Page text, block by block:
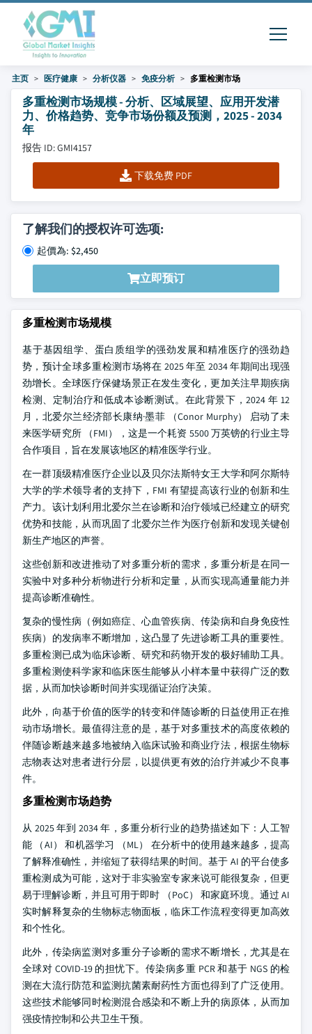
主页 医疗健康 分析仪器 免疫分析 多重检测市场
多重检测市场规模 - 分析、区域展望、应用开发潜
力、价格趋势、竞争市场份额及预测，2025 - 2034
年
报告 ID: GMI4157
下载免费 PDF
了解我们的授权许可选项:
起價為: $2,450
立即预订
多重检测市场规模
基于基因组学、蛋白质组学的强劲发展和精准医疗的强劲趋
势，预计全球多重检测市场将在 2025 年至 2034 年期间出现强
劲增长。全球医疗保健场景正在发生变化，更加关注早期疾病
检测、定制治疗和低成本诊断测试。在此背景下，2024 年 12
月，北爱尔兰经济部长康纳·墨菲 （Conor Murphy） 启动了未
来医学研究所 （FMI），这是一个耗资 5500 万英镑的行业主导
合作项目，旨在发展该地区的精准医学行业。
在一群顶级精准医疗企业以及贝尔法斯特女王大学和阿尔斯特
大学的学术领导者的支持下，FMI 有望提高该行业的创新和生
产力。该计划利用北爱尔兰在诊断和治疗领域已经建立的研究
优势和技能，从而巩固了北爱尔兰作为医疗创新和发现关键创
新生产地区的声誉。
这些创新和改进推动了对多重分析的需求，多重分析是在同一
实验中对多种分析物进行分析和定量，从而实现高通量能力并
提高诊断准确性。
复杂的慢性病（例如癌症、心血管疾病、传染病和自身免疫性
疾病）的发病率不断增加，这凸显了先进诊断工具的重要性。
多重检测已成为临床诊断、研究和药物开发的极好辅助工具。
多重检测使科学家和临床医生能够从小样本量中获得广泛的数
据，从而加快诊断时间并实现循证治疗决策。
此外，向基于价值的医学的转变和伴随诊断的日益使用正在推
动市场增长。最值得注意的是，基于对多重技术的高度依赖的
伴随诊断越来越多地被纳入临床试验和商业疗法，根据生物标
志物表达对患者进行分层，以提供更有效的治疗并减少不良事
件。
多重检测市场趋势
从 2025 年到 2034 年，多重分析行业的趋势描述如下：人工智
能 （AI） 和机器学习 （ML） 在分析中的使用越来越多，提高
了解释准确性，并缩短了获得结果的时间。基于 AI 的平台使多
重检测成为可能，这对于非实验室专家来说可能很复杂，但更
易于理解诊断，并且可用于即时 （PoC） 和家庭环境。通过 AI
实时解释复杂的生物标志物面板，临床工作流程变得更加高效
和个性化。
此外，传染病监测对多重分子诊断的需求不断增长，尤其是在
全球对 COVID-19 的担忧下。传染病多重 PCR 和基于 NGS 的检
测在大流行防范和监测抗菌素耐药性方面也得到了广泛使用。
这些技术能够同时检测混合感染和不断上升的病原体，从而加
强疫情控制和公共卫生干预。